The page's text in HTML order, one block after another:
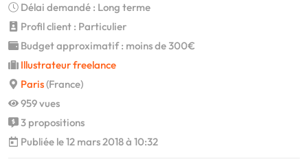
Délai demandé : Long terme
Profil client : Particulier
Budget approximatif : moins de 300€
Illustrateur freelance
Paris(France)
959 vues
3 propositions
Publiée le 12 mars 2018 à 10:32